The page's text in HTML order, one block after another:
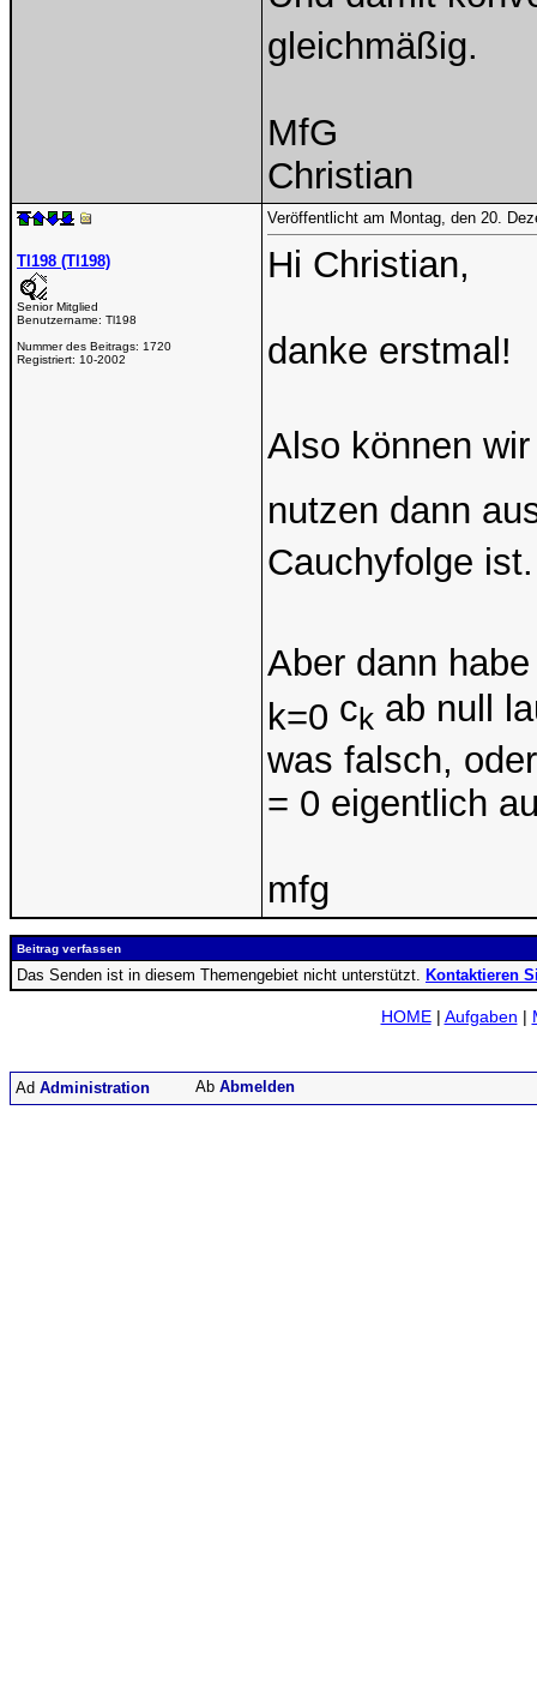
gleichmäßig.
MfG
Christian
Tl198 (Tl198)
Senior Mitglied
Benutzername: Tl198
Nummer des Beitrags: 1720
Registriert: 10-2002
Veröffentlicht am Montag, den 20.
Hi Christian,
danke erstmal!
Also können
nutzen dann
Cauchyfolge ist.
Aber dann
k=0 ck ab null
was falsch,
= 0 eigentlich
mfg
Beitrag verfassen
Das Senden ist in diesem Themengebiet nicht unterstützt. Kontaktieren
HOME| Aufgaben |
Administration Abmelden